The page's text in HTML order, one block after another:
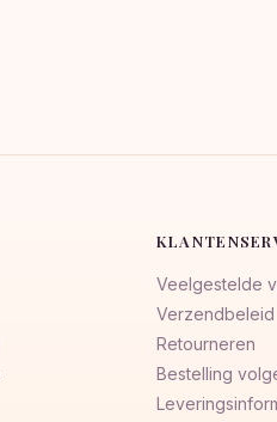
Veelgestelde
Verzendbeleid
Retourneren
Bestelling